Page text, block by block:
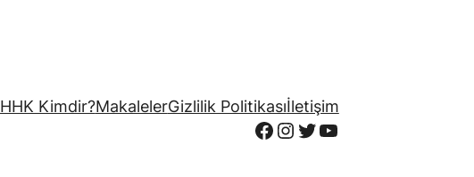
HHK Kimdir?MakalelerGizlilik Politikasıİletişim
Facebook
Instagram
Twitter
YouTube